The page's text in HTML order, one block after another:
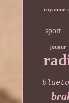
royaume-
sport
joueur